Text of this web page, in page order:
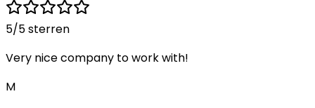
5/5 sterren
Very nice company to work with!
M